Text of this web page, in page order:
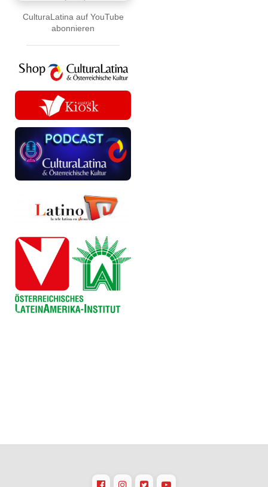
CulturaLatina auf YouTube
abonnieren